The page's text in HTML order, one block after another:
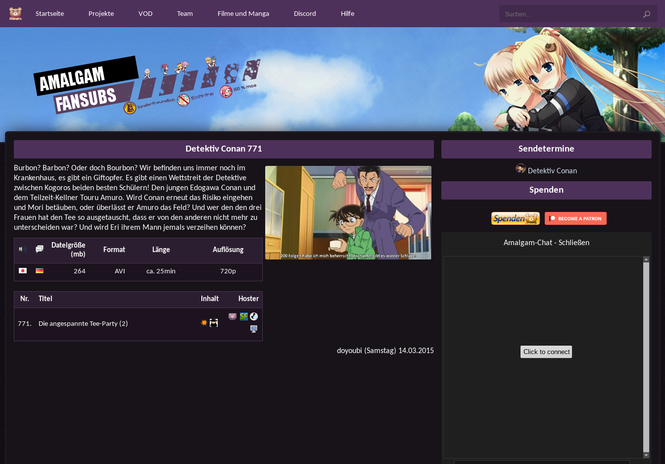
Startseite Projekte VOD Team Filme und Manga Discord Hilfe
Detektiv Conan 771
Burbon? Barbon? Oder doch Bourbon? Wir befinden uns immer noch im
Krankenhaus, es gibt ein Giftopfer. Es gibt einen Wettstreit der Detektive
zwischen Kogoros beiden besten Schülern! Den jungen Edogawa Conan und
dem Teilzeit-Kellner Touru Amuro. Wird Conan erneut das Risiko eingehen
und Mori betäuben, oder überlässt er Amuro das Feld? Und wer den den drei
Frauen hat den Tee so ausgetauscht, dass er von den anderen nicht mehr zu
unterscheiden war? Und wird Eri ihrem Mann jemals verzeihen können?
Dateigröße
(mb)
Format Länge Auflösung
264 AVI ca. 25min 720p
Nr. Titel Inhalt Hoster
771. Die angespannte Tee-Party (2)
doyoubi (Samstag) 14.03.2015
Sendetermine
Detektiv Conan
Spenden
Amalgam-Chat - Schließen